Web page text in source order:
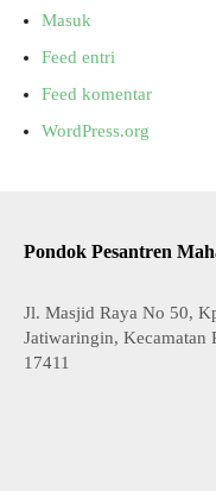
Masuk
Feed entri
Feed komentar
WordPress.org
Pondok Pesantren
Jl. Masjid Raya No 50,
Jatiwaringin, Kecamatan
17411